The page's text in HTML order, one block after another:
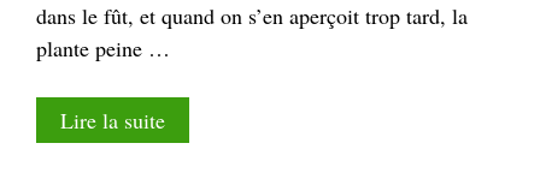
dans le fût, et quand on s’en aperçoit trop tard, la
plante peine …
Lire la suite